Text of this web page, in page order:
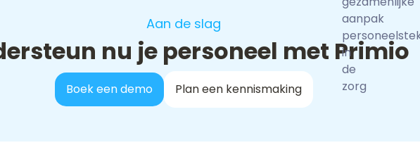
waarmee niet
een
een ander
geworven.
Aan de slag
nu je personeel met Primio
Boek een demo Plan een kennismaking